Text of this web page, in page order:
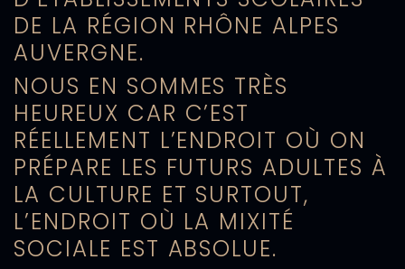
DE LA RÉGION RHÔNE ALPES
AUVERGNE.
NOUS EN SOMMES TRÈS
HEUREUX CAR C’EST
RÉELLEMENT L’ENDROIT OÙ ON
PRÉPARE LES FUTURS ADULTES À
LA CULTURE ET SURTOUT,
L’ENDROIT OÙ LA MIXITÉ
SOCIALE EST ABSOLUE.